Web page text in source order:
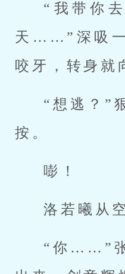
“我带你
天……”深吸
咬牙，转身就
“想逃？”
按。
嘭！
洛若曦从
“你……”